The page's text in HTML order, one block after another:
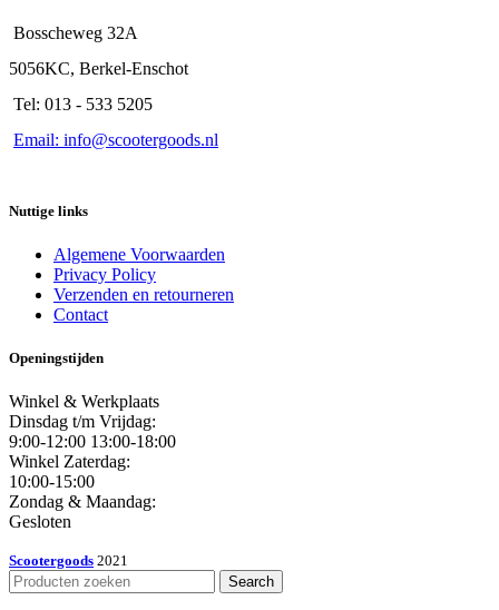
Bosscheweg 32A
5056KC, Berkel-Enschot
Tel: 013 - 533 5205
Email: info@scootergoods.nl
Nuttige links
Algemene Voorwaarden
Privacy Policy
Verzenden en retourneren
Contact
Openingstijden
Winkel & Werkplaats
Dinsdag t/m Vrijdag:
9:00-12:00 13:00-18:00
Winkel Zaterdag:
10:00-15:00
Zondag & Maandag:
Gesloten
Scootergoods 2021
Search